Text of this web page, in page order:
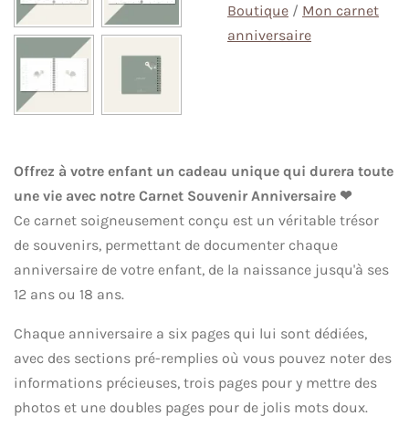
Boutique / Mon carnet
anniversaire
Offrez à votre enfant un cadeau unique qui durera toute
une vie avec notre Carnet Souvenir Anniversaire ❤
Ce carnet soigneusement conçu est un véritable trésor
de souvenirs, permettant de documenter chaque
anniversaire de votre enfant, de la naissance jusqu'à ses
12 ans ou 18 ans.
Chaque anniversaire a six pages qui lui sont dédiées,
avec des sections pré-remplies où vous pouvez noter des
informations précieuses, trois pages pour y mettre des
photos et une doubles pages pour de jolis mots doux.